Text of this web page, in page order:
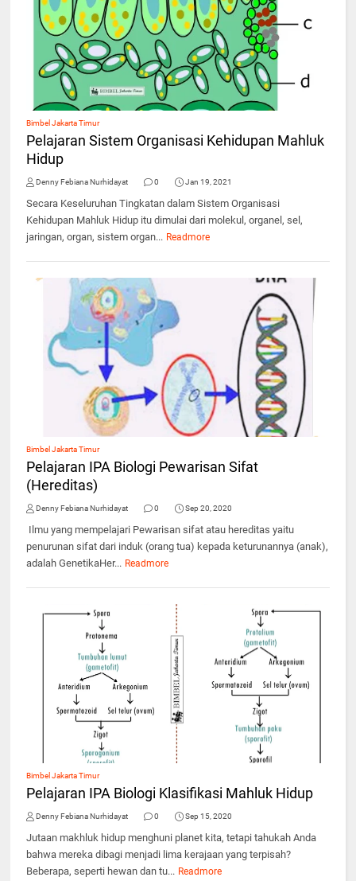
Bimbel Jakarta Timur
Pelajaran Sistem Organisasi Kehidupan Mahluk
Hidup
Denny Febiana Nurhidayat 0 Jan 19, 2021
Secara Keseluruhan Tingkatan dalam Sistem Organisasi
Kehidupan Mahluk Hidup itu dimulai dari molekul, organel, sel,
jaringan, organ, sistem organ... Readmore
Bimbel Jakarta Timur
Pelajaran IPA Biologi Pewarisan Sifat
(Hereditas)
Denny Febiana Nurhidayat 0 Sep 20, 2020
Ilmu yang mempelajari Pewarisan sifat atau hereditas yaitu
penurunan sifat dari induk (orang tua) kepada keturunannya (anak),
adalah GenetikaHer... Readmore
Bimbel Jakarta Timur
Pelajaran IPA Biologi Klasifikasi Mahluk Hidup
Denny Febiana Nurhidayat 0 Sep 15, 2020
Jutaan makhluk hidup menghuni planet kita, tetapi tahukah Anda
bahwa mereka dibagi menjadi lima kerajaan yang terpisah?
Beberapa, seperti hewan dan tu... Readmore